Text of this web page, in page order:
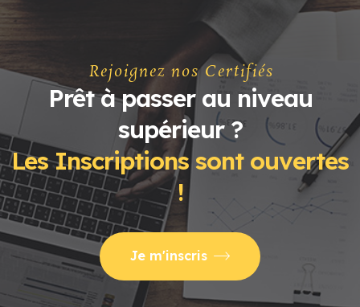
Rejoignez nos Certifiés
Prêt à passer au niveau
supérieur ?
Les Inscriptions sont ouvertes
!
Je m'inscris